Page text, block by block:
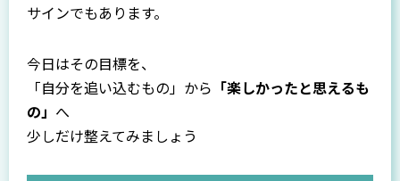
サインでもあります。
今日はその目標を、
「自分を追い込むもの」から 「楽しかったと思えるも
の」 へ
少しだけ整えてみましょう